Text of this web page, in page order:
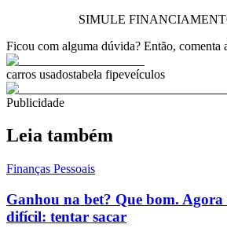
SIMULE
Ficou com alguma dúvida? Então, comenta
carros usadostabela fipeveículos
Publicidade
Leia também
Finanças Pessoais
Ganhou na bet? Que bom. Agora
difícil: tentar sacar